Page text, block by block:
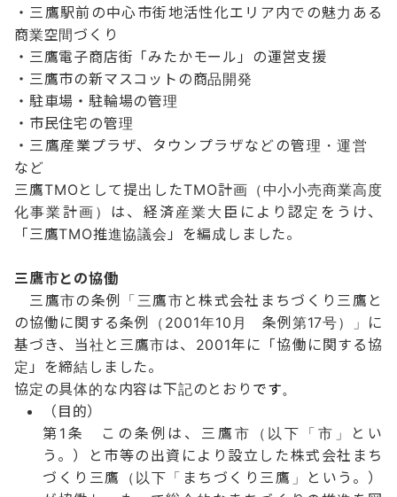
・三鷹駅前の中心市街地活性化エリア内での魅力ある
商業空間づくり
・三鷹電子商店街「みたかモール」の運営支援
・三鷹市の新マスコットの商品開発
・駐車場・駐輪場の管理
・市民住宅の管理
・三鷹産業プラザ、タウンプラザなどの管理・運営
など
三鷹TMOとして提出したTMO計画（中小小売商業高度
化事業計画）は、経済産業大臣により認定をうけ、
「三鷹TMO推進協議会」を編成しました。
三鷹市との協働
三鷹市の条例「三鷹市と株式会社まちづくり三鷹と
の協働に関する条例（2001年10月 条例第17号）」に
基づき、当社と三鷹市は、2001年に「協働に関する協
定」を締結しました。
協定の具体的な内容は下記のとお り です。
（目的）
第1条 この条例は、三鷹市（以下「市」とい
う。）と市等の出資により設立した株式会社まち
づくり三鷹（以下「まちづくり三鷹」という。）